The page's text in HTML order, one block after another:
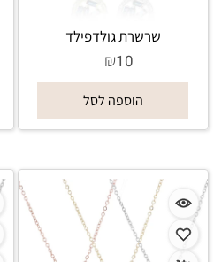
שרשרת גולדפילד
₪10
הוספה לסל